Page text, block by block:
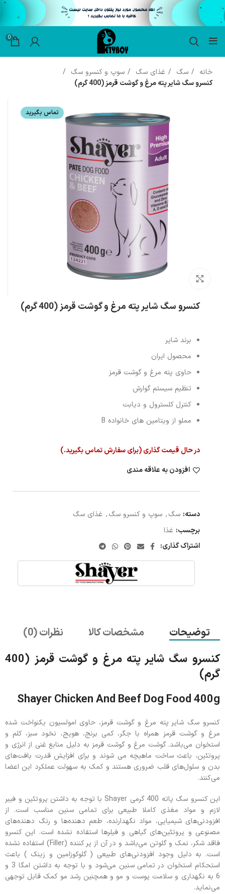
0
خانه سگ غذای سگ
سوپ و کنسرو سگ
کنسرو سگ شایر پته مرغ و گوشت قرمز (400 گرم)
تماس بگیرید
بزرگنمایی تصویر
کنسرو سگ شایر پته مرغ و گوشت قرمز (400 گرم)
برند شایر
محصول ایران
حاوی پته مرغ و گوشت قرمز
تنظیم سیستم گوارش
کنترل کلسترول و دیابت
مملو از ویتامین های خانواده B
در حال قیمت گذاری (برای سفارش تماس بگیرید.)
افزودن به علاقه مندی
دسته: سگ, سوپ و کنسرو سگ, غذای سگ
برچسب: غذا
اشتراک گذاری:
توضیحات مشخصات کالا نظرات (0)
کنسرو سگ شایر پته مرغ و گوشت قرمز (400
گرم)
Shayer Chicken And Beef Dog Food 400g
کنسرو سگ شایر پته مرغ و گوشت قرمز، حاوی امولسیون یکنواخت شده
مرغ و گوشت قرمز همراه با جگر، کمی برنج، هویج، نخود سبز، کلم و
استخوان می‌باشد. گوشت مرغ و گوشت قرمز به دلیل منابع غنی از انرژی و
پروتئین، باعث ساخت ماهیچه می شوند و برای افزایش قدرت بافت‌های
بدن و سلول‌های قلب ضروری هستند و کمک به سهولت عملکرد این اعضا
می‌کنند.
این کنسرو سگ پاته 400 گرمی Shayer با توجه به داشتن پروتئین و فیبر
لازم و مواد مغذی کاملا طبیعی برای تمامی سنین مناسب است. از
افزودنی‌های شیمیایی، مواد نگهدارنده، طعم دهنده‌ها و رنگ دهنده‌های
مصنوعی و پروتئین‌های گیاهی و فیلرها استفاده نشده است. این کنسرو
فاقد شکر، نمک و گلوتن می‌باشد و در آن از پر کننده (Filler) استفاده نشده
است. به دلیل وجود افزودنی‌های طبیعی ( گلوکوزامین و زینک ) باعث
استحکام استخوان در تمامی سنین می‌شود و با توجه به داشتن امگا 3 و
6 به نگهداری و سلامت پوست و مو و همچنین رشد مو کمک قابل توجهی
می‌نماید.